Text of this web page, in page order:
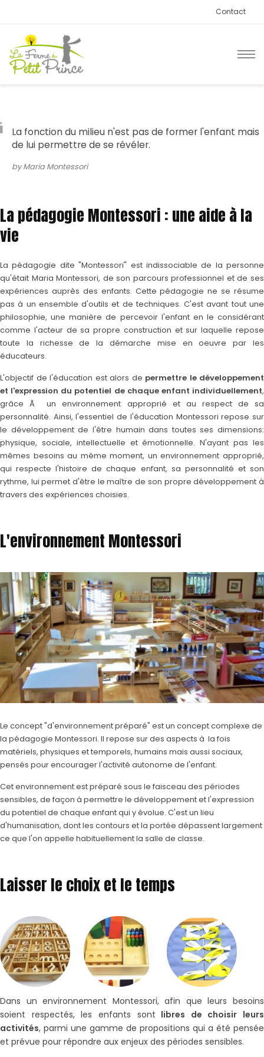
Contact
La fonction du milieu n'est pas de former l'enfant mais
de lui permettre de se révéler.
by Maria Montessori
La pédagogie Montessori : une aide à la
vie
La pédagogie dite "Montessori" est indissociable de la personne
qu'était Maria Montessori, de son parcours professionnel et de ses
expériences auprès des enfants. Cette pédagogie ne se résume
pas à un ensemble d'outils et de techniques. C'est avant tout une
philosophie, une manière de percevoir l'enfant en le considérant
comme l'acteur de sa propre construction et sur laquelle repose
toute la richesse de la démarche mise en oeuvre par les
éducateurs.
L'objectif de l'éducation est alors de permettre le développement
et l'expression du potentiel de chaque enfant individuellement,
grâce Ã un environnement approprié et au respect de sa
personnalité. Ainsi, l'essentiel de l'éducation Montessori repose sur
le développement de l'être humain dans toutes ses dimensions:
physique, sociale, intellectuelle et émotionnelle. N'ayant pas les
mêmes besoins au même moment, un environnement approprié,
qui respecte l'histoire de chaque enfant, sa personnalité et son
rythme, lui permet d'être le maître de son propre développement à
travers des expériences choisies.
L'environnement Montessori
Le concept "d'environnement préparé" est un concept complexe de
la pédagogie Montessori. Il repose sur des aspects à la fois
matériels, physiques et temporels, humains mais aussi sociaux,
pensés pour encourager l'activité autonome de l'enfant.
Cet environnement est préparé sous le faisceau des périodes
sensibles, de façon à permettre le développement et l'expression
du potentiel de chaque enfant qui y évolue. C'est un lieu
d'humanisation, dont les contours et la portée dépassent largement
ce que l'on appelle habituellement la salle de classe.
Laisser le choix et le temps
Dans un environnement Montessori, afin que leurs besoins
soient respectés, les enfants sont libres de choisir leurs
activités, parmi une gamme de propositions qui a été pensée
et prévue pour répondre aux enjeux des périodes sensibles.